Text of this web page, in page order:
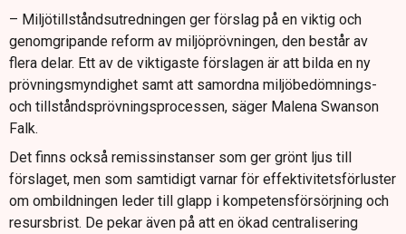
– Miljötillståndsutredningen ger förslag på en viktig och
genomgripande reform av miljöprövningen, den består av
flera delar. Ett av de viktigaste förslagen är att bilda en ny
prövningsmyndighet samt att samordna miljöbedömnings-
och tillståndsprövningsprocessen, säger Malena Swanson
Falk.
Det finns också remissinstanser som ger grönt ljus till
förslaget, men som samtidigt varnar för effektivitetsförluster
om ombildningen leder till glapp i kompetensförsörjning och
resursbrist. De pekar även på att en ökad centralisering